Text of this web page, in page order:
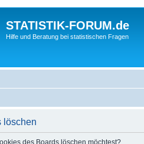
STATISTIK-FORUM.de
Hilfe und Beratung bei statistischen Fragen
löschen
des Boards löschen möchtest?